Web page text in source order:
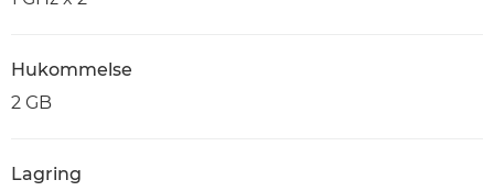
Hukommelse
2 GB
Lagring